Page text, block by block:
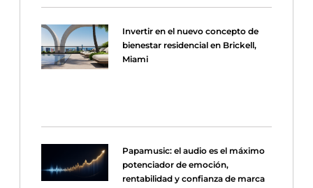
Invertir en el nuevo concepto de
bienestar residencial en Brickell,
Miami
Papamusic: el audio es el máximo
potenciador de emoción,
rentabilidad y confianza de marca